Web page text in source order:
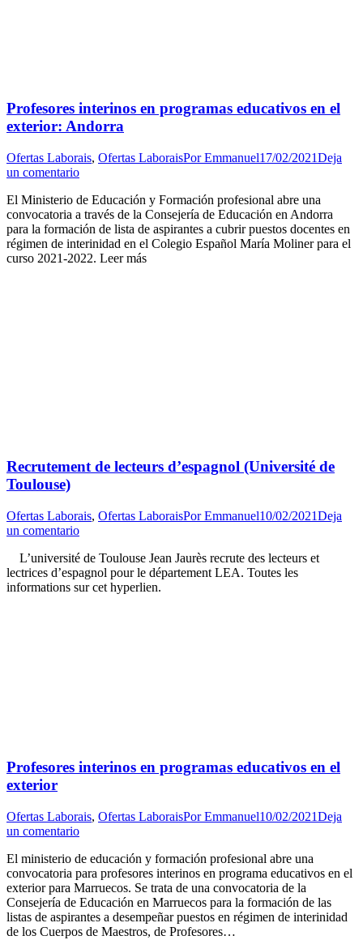
Profesores interinos en programas educativos en el
exterior: Andorra
Ofertas Laborais, Ofertas LaboraisPorEmmanuel17/02/2021Deja
un comentario
El Ministerio de Educación y Formación profesional abre una
convocatoria a través de la Consejería de Educación en Andorra
para la formación de lista de aspirantes a cubrir puestos docentes en
régimen de interinidad en el Colegio Español María Moliner para el
curso 2021-2022. Leer más
Recrutement de lecteurs d’espagnol (Université de
Toulouse)
Ofertas Laborais, Ofertas LaboraisPorEmmanuel10/02/2021Deja
un comentario
L’université de Toulouse Jean Jaurès recrute des lecteurs et
lectrices d’espagnol pour le département LEA. Toutes les
informations sur cet hyperlien.
Profesores interinos en programas educativos en el
exterior
Ofertas Laborais, Ofertas LaboraisPorEmmanuel10/02/2021Deja
un comentario
El ministerio de educación y formación profesional abre una
convocatoria para profesores interinos en programa educativos en el
exterior para Marruecos. Se trata de una convocatoria de la
Consejería de Educación en Marruecos para la formación de las
listas de aspirantes a desempeñar puestos en régimen de interinidad
de los Cuerpos de Maestros, de Profesores…